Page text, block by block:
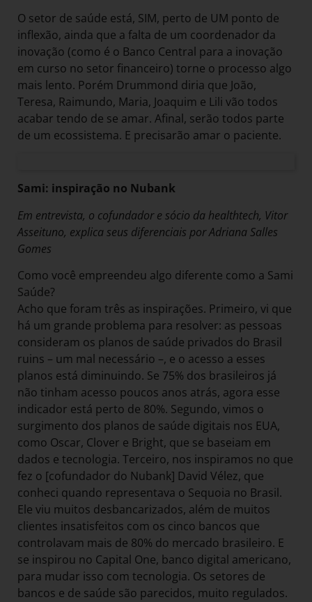
O setor de saúde está, SIM, perto de UM ponto de
inflexão, ainda que a falta de um coordenador da
inovação (como é o Banco Central para a inovação
em curso no setor financeiro) torne o processo algo
mais lento. Porém Drummond diria que João,
Teresa, Raimundo, Maria, Joaquim e Lili vão todos
acabar tendo de se amar. Afinal, serão todos parte
de um ecossistema. E precisarão amar o paciente.
Sami: inspiração no Nubank
Em entrevista, o cofundador e sócio da healthtech, Vitor
Asseituno, explica seus diferenciais por Adriana Salles
Gomes
Como você empreendeu algo diferente como a Sami
Saúde?
Acho que foram três as inspirações. Primeiro, vi que
há um grande problema para resolver: as pessoas
consideram os planos de saúde privados do Brasil
ruins – um mal necessário –, e o acesso a esses
planos está diminuindo. Se 75% dos brasileiros já
não tinham acesso poucos anos atrás, agora esse
indicador está perto de 80%. Segundo, vimos o
surgimento dos planos de saúde digitais nos EUA,
como Oscar, Clover e Bright, que se baseiam em
dados e tecnologia. Terceiro, nos inspiramos no que
fez o [cofundador do Nubank] David Vélez, que
conheci quando representava o Sequoia no Brasil.
Ele viu muitos desbancarizados, além de muitos
clientes insatisfeitos com os cinco bancos que
controlavam mais de 80% do mercado brasileiro. E
se inspirou no Capital One, banco digital americano,
para mudar isso com tecnologia. Os setores de
bancos e de saúde são parecidos, muito regulados.